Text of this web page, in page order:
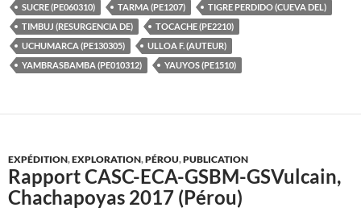
SUCRE (PE060310)
TARMA (PE1207)
TIGRE PERDIDO (CUEVA DEL)
TIMBUJ (RESURGENCIA DE)
TOCACHE (PE2210)
UCHUMARCA (PE130305)
ULLOA F. (AUTEUR)
YAMBRASBAMBA (PE010312)
YAUYOS (PE1510)
EXPÉDITION,EXPLORATION,PÉROU,PUBLICATION
Rapport CASC-ECA-GSBM-GSVulcain,
Chachapoyas 2017 (Pérou)